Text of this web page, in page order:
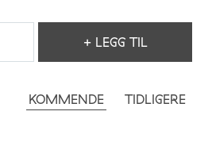
+ LEGG TIL
KOMMENDE TIDLIGERE